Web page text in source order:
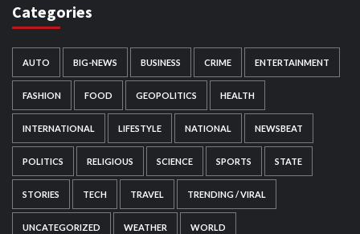
Categories
AUTO BIG-NEWS BUSINESS CRIME ENTERTAINMENT
FASHION FOOD GEOPOLITICS HEALTH
INTERNATIONAL LIFESTYLE NATIONAL NEWSBEAT
POLITICS RELIGIOUS SCIENCE SPORTS STATE
STORIES TECH TRAVEL TRENDING / VIRAL
UNCATEGORIZED WEATHER WORLD